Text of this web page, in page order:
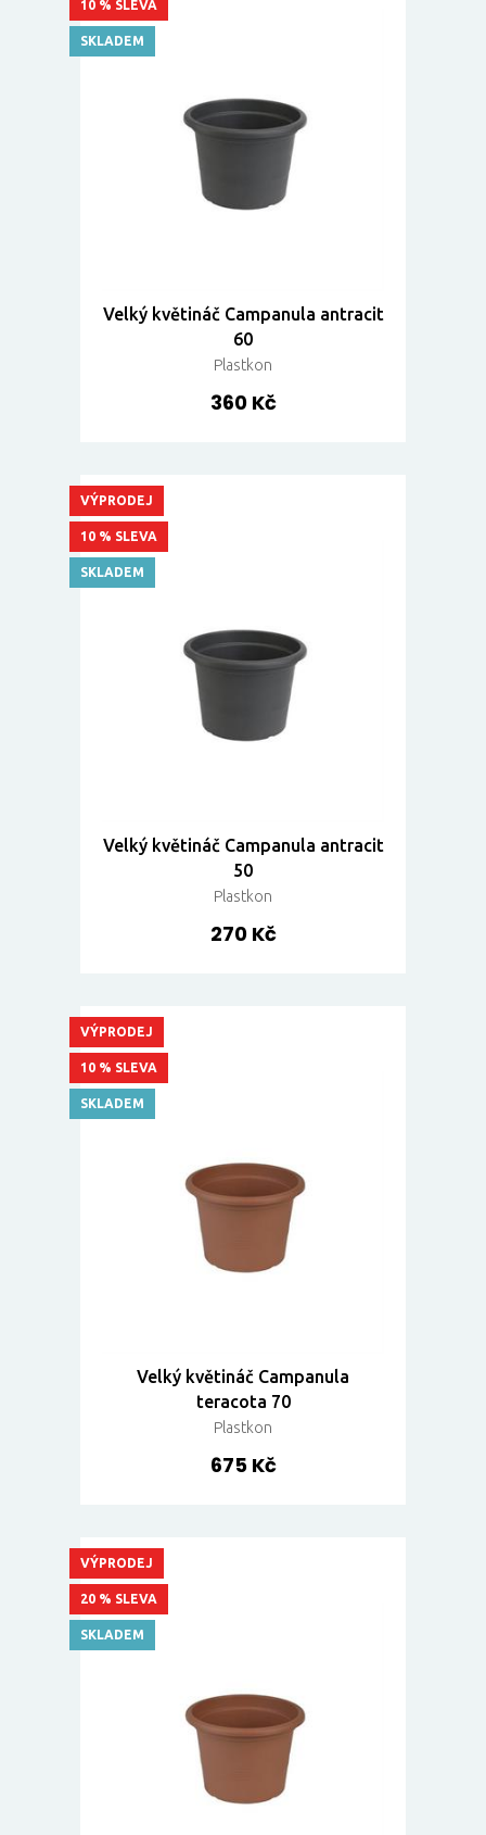
Velký květináč Campanula antracit
60
Plastkon
360 Kč
10 % SLEVA
SKLADEM
Velký květináč Campanula antracit
50
Plastkon
270 Kč
VÝPRODEJ
10 % SLEVA
SKLADEM
Velký květináč Campanula
teracota 70
Plastkon
675 Kč
VÝPRODEJ
10 % SLEVA
SKLADEM
VÝPRODEJ
20 % SLEVA
SKLADEM